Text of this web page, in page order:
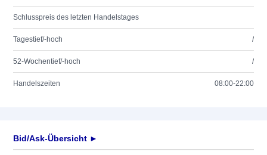
Schlusspreis des letzten Handelstages
Tagestief/-hoch /
52-Wochentief/-hoch /
Handelszeiten 08:00-22:00
Bid/Ask-Übersicht ►